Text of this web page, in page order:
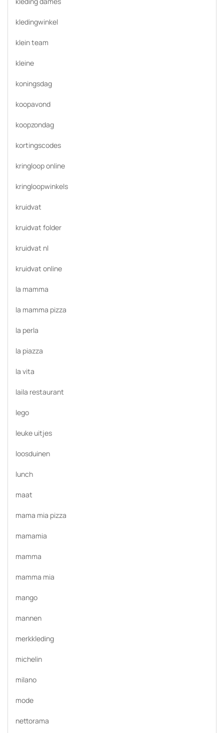
kledingwinkel
klein team
kleine
koningsdag
koopavond
koopzondag
kortingscodes
kringloop online
kringloopwinkels
kruidvat
kruidvat folder
kruidvat nl
kruidvat online
la mamma
la mamma pizza
la perla
la piazza
la vita
laila restaurant
lego
leuke uitjes
loosduinen
lunch
maat
mama mia pizza
mamamia
mamma
mamma mia
mango
mannen
merkkleding
michelin
milano
mode
nettorama